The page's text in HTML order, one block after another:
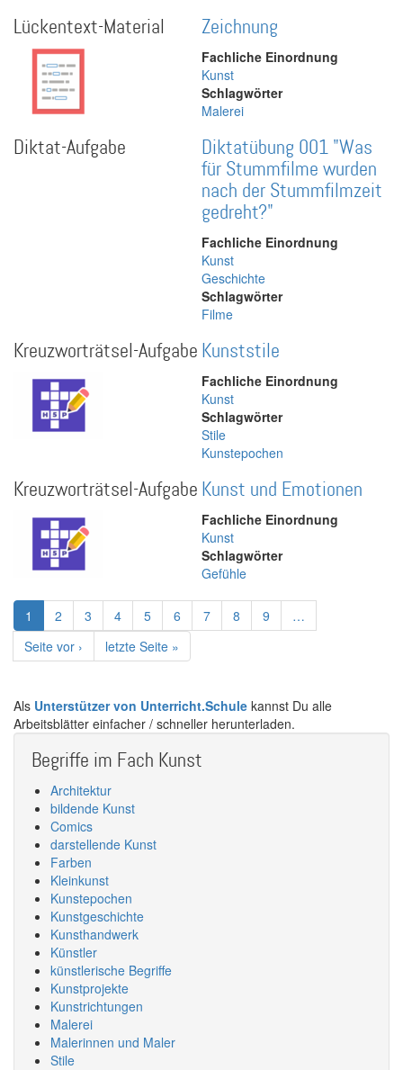
Lückentext-Material Zeichnung
Fachliche Einordnung
Kunst
Schlagwörter
Malerei
Diktat-Aufgabe
Diktatübung 001 "Was
für Stummfilme wurden
nach der Stummfilmzeit
gedreht?"
Fachliche Einordnung
Kunst
Geschichte
Schlagwörter
Filme
Kreuzworträtsel-Aufgabe Kunststile
Fachliche Einordnung
Kunst
Schlagwörter
Stile
Kunstepochen
Kreuzworträtsel-Aufgabe Kunst und Emotionen
Fachliche Einordnung
Kunst
Schlagwörter
Gefühle
Seitennummerierung
Aktuelle
Seite
1 Page
2 Page
3 Page
4 Page
5 Page
6 Page
7 Page
8 Page
9
…
Nächste
Seite
Seite vor ›
Letzte
Seite
letzte Seite »
Als Unterstützer von Unterricht.Schule kannst Du alle
Arbeitsblätter einfacher / schneller herunterladen.
Begriffe im Fach Kunst
Architektur
bildende Kunst
Comics
darstellende Kunst
Farben
Kleinkunst
Kunstepochen
Kunstgeschichte
Kunsthandwerk
Künstler
künstlerische Begriffe
Kunstprojekte
Kunstrichtungen
Malerei
Malerinnen und Maler
Stile